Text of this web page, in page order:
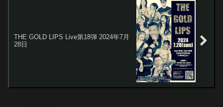
THE GOLD LIPS Live第18弾 2024年7月
28日